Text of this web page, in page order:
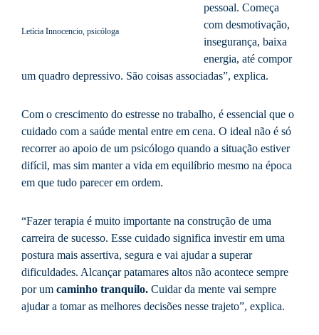
Letícia Innocencio, psicóloga
pessoal. Começa
com desmotivação,
insegurança, baixa
energia, até compor
um quadro depressivo. São coisas associadas”, explica.
Com o crescimento do estresse no trabalho, é essencial que o
cuidado com a saúde mental entre em cena. O ideal não é só
recorrer ao apoio de um psicólogo quando a situação estiver
difícil, mas sim manter a vida em equilíbrio mesmo na época
em que tudo parecer em ordem.
“Fazer terapia é muito importante na construção de uma
carreira de sucesso. Esse cuidado significa investir em uma
postura mais assertiva, segura e vai ajudar a superar
dificuldades. Alcançar patamares altos não acontece sempre
por um caminho tranquilo. Cuidar da mente vai sempre
ajudar a tomar as melhores decisões nesse trajeto”, explica.